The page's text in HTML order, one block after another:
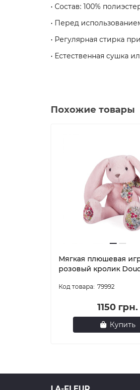
• Состав: 100%
• Перед
• Регулярная стирка
• Естественная сушка
Похожие товары
Мягкая плюшевая
розовый кролик
79992
1150 грн.
Купить